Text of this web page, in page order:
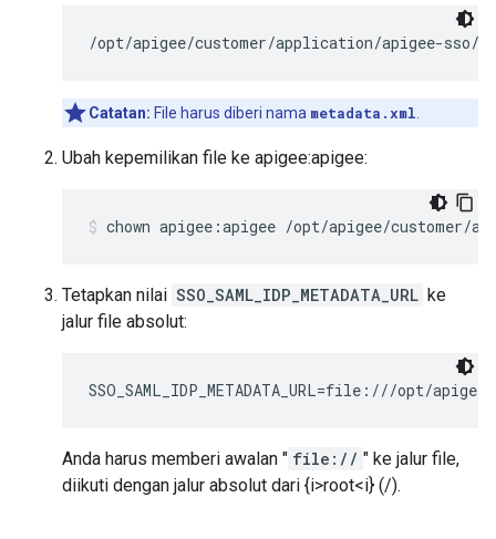
/opt/apigee/customer/application/apigee-sso/
Catatan: File harus diberi nama metadata.xml
Ubah kepemilikan file ke apigee:apigee:
chown apigee:apigee /opt/apigee/customer/
Tetapkan nilai SSO_SAML_IDP_METADATA_URL ke
jalur file absolut:
SSO_SAML_IDP_METADATA_URL=file:///opt/
Anda harus memberi awalan " file:// " ke jalur file,
diikuti dengan jalur absolut dari {i>root<i} (/).